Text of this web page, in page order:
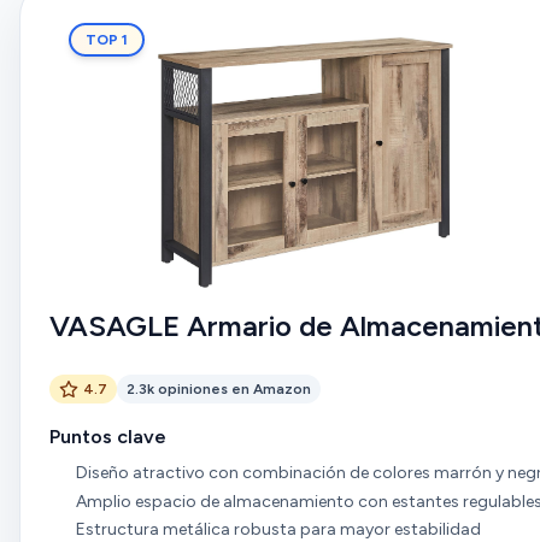
TOP 1
VASAGLE Armario de
4.7 2.3k opiniones en Amazon
Puntos clave
Diseño atractivo con combinación de colores marrón y
Amplio espacio de almacenamiento con estantes
Estructura metálica robusta para mayor estabilidad